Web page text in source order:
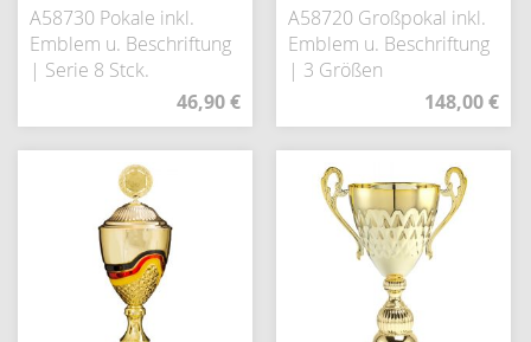
A58730 Pokale inkl.
Emblem u. Beschriftung
| Serie 8 Stck.
46,90 €
A58720 Großpokal inkl.
Emblem u. Beschriftung
| 3 Größen
148,00 €